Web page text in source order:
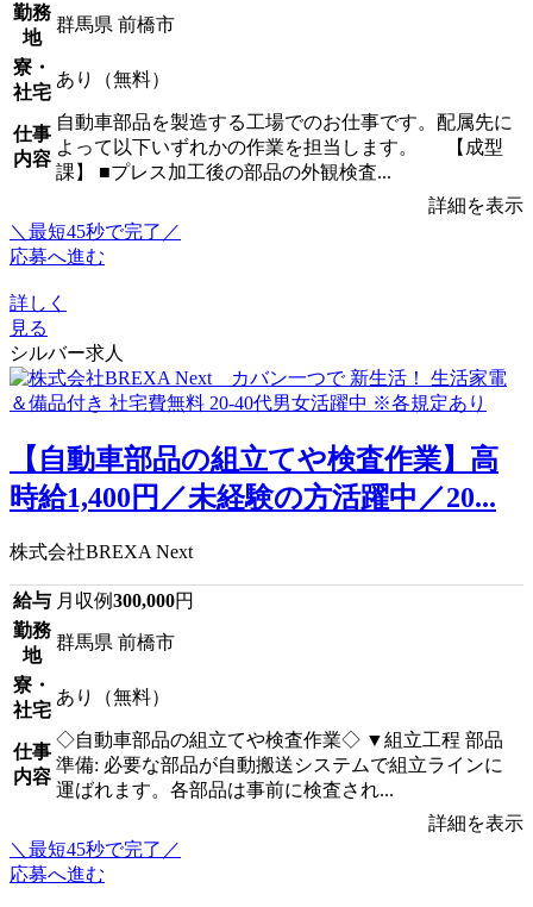
勤務
地
群馬県 前橋市
寮・
社宅
あり（無料）
仕事
内容
自動車部品を製造する工場でのお仕事です。配属先に
よって以下いずれかの作業を担当します。 【成型
課】 ■プレス加工後の部品の外観検査...
詳細を表示
＼最短45秒で完了／
応募へ進む
詳しく
見る
シルバー求人
【自動車部品の組立てや検査作業】高
時給1,400円／未経験の方活躍中／20...
株式会社BREXA Next
給与 月収例300,000円
勤務
地
群馬県 前橋市
寮・
社宅
あり（無料）
仕事
内容
◇自動車部品の組立てや検査作業◇ ▼組立工程 部品
準備: 必要な部品が自動搬送システムで組立ラインに
運ばれます。各部品は事前に検査され...
詳細を表示
＼最短45秒で完了／
応募へ進む